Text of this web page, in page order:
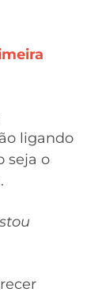
ligando
seja o